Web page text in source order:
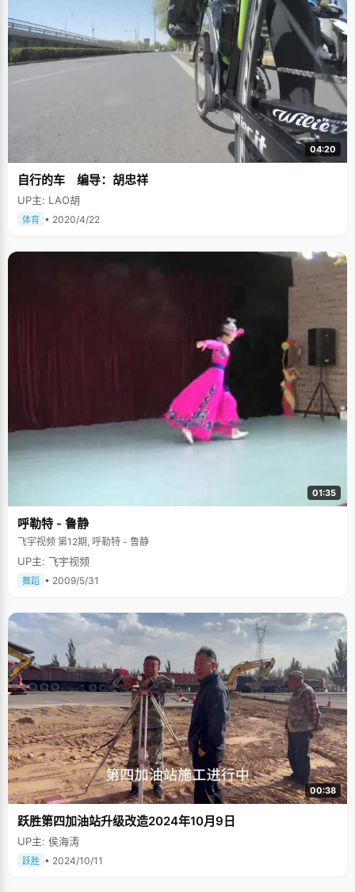
04:20
自行的车 编导：胡忠祥
UP主: LAO胡
体育 • 2020/4/22
01:35
呼勒特 - 鲁静
飞宇视频 第12期, 呼勒特 - 鲁静
UP主: 飞宇视频
舞蹈 • 2009/5/31
00:38
跃胜第四加油站升级改造2024年10月9日
UP主: 侯海涛
跃胜 • 2024/10/11